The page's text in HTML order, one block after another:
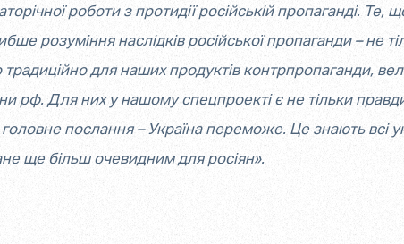
роботи з протидії російській пропаганді. Те,
розуміння наслідків російської пропаганди – не
для наших продуктів контрпропаганди,
рф. Для них у нашому спецпроекті є не тільки
головне послання – Україна переможе. Це знають всі
ще більш очевидним для росіян».